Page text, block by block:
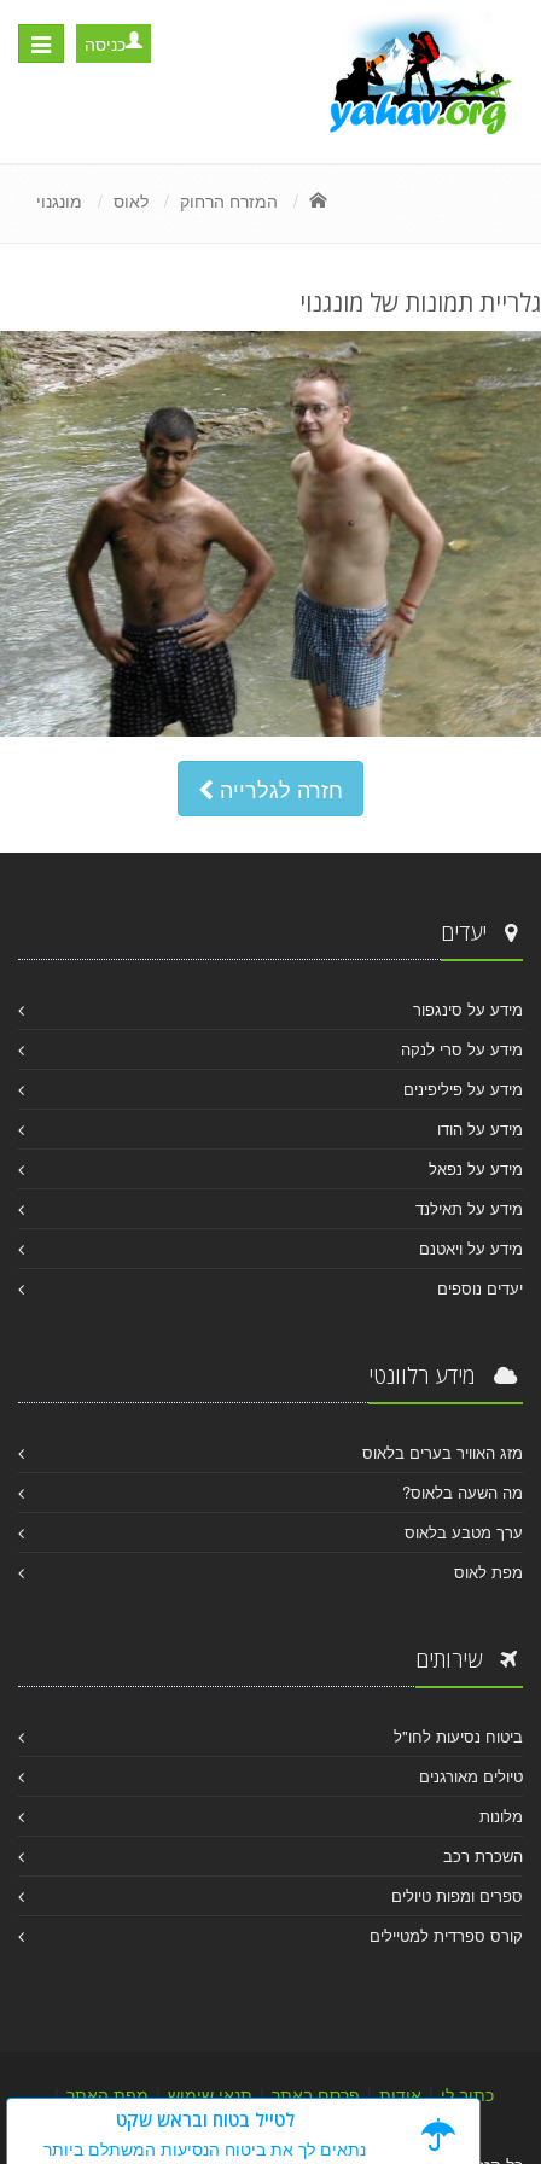
Toggle
כניסה
המזרח הרחוק לאוס מונגנוי
גלריית תמונות של מונגנוי
חזרה לגלרייה
יעדים
מידע על סינגפור
מידע על סרי לנקה
מידע על פיליפינים
מידע על הודו
מידע על נפאל
מידע על תאילנד
מידע על ויאטנם
יעדים נוספים
מידע רלוונטי
מזג האוויר בערים בלאוס
מה השעה בלאוס?
ערך מטבע בלאוס
מפת לאוס
שירותים
ביטוח נסיעות לחו"ל
טיולים מאורגנים
מלונות
השכרת רכב
ספרים ומפות טיולים
קורס ספרדית למטיילים
כתוב לי|אודות|פרסם באתר|תנאי שימוש|מפת האתר|
מפת אלבום|מפת מאמרי מידע
לטייל בטוח ובראש שקט
נתאים לך את ביטוח הנסיעות המשתלם ביותר